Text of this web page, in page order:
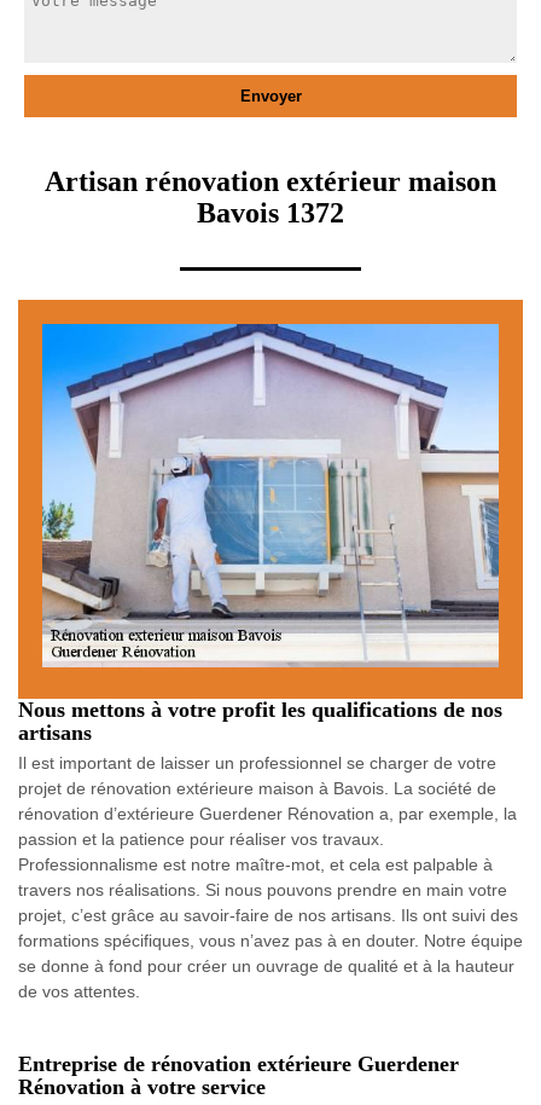
Artisan rénovation extérieur maison
Bavois 1372
Nous mettons à votre profit les qualifications de nos
artisans
Il est important de laisser un professionnel se charger de votre
projet de rénovation extérieure maison à Bavois. La société de
rénovation d’extérieure Guerdener Rénovation a, par exemple, la
passion et la patience pour réaliser vos travaux.
Professionnalisme est notre maître-mot, et cela est palpable à
travers nos réalisations. Si nous pouvons prendre en main votre
projet, c’est grâce au savoir-faire de nos artisans. Ils ont suivi des
formations spécifiques, vous n’avez pas à en douter. Notre équipe
se donne à fond pour créer un ouvrage de qualité et à la hauteur
de vos attentes.
Entreprise de rénovation extérieure Guerdener
Rénovation à votre service